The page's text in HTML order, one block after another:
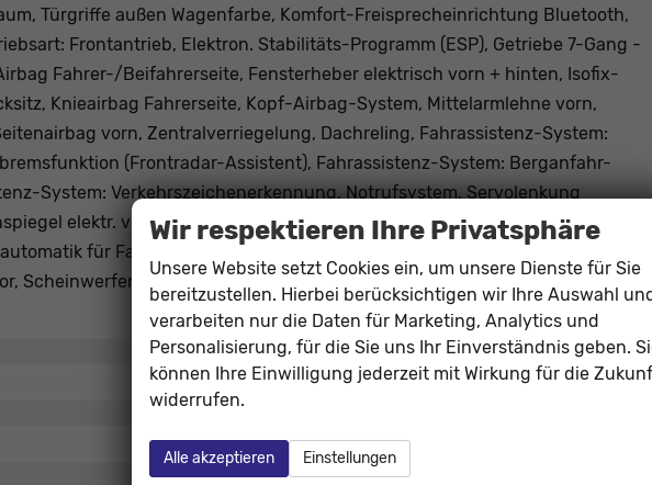
Türgriffe außen Wagenfarbe, Komfort-Freisprecheinrichtung Bluetooth,
Frontantrieb, Elektron. Stabilitäts-Programm (ESP), Getriebe 7-Gang -
Fahrer-/Beifahrerseite, Fensterheber elektrisch vorn + hinten, Isofix-
Knieairbag Fahrerseite, Kopf-Airbag-System, Mittelarmlehne vorn,
vorn, Zentralverriegelung, Dachreling, Fahrassistenz-System:
(Frontradar-Assistent), Fahrassistenz-System: Berganfahr-
System: Verkehrszeichenerkennung, Notrufsystem, Servolenkung
elektr. verstell-, heiz- und anklappbar, mit Abblendautomatik,
für Fahrlicht (Fahrlichtassistent), Nebelscheinwerfer LED,
Scheinwerfer LED, Reifendruck-Kontrollsystem, Start/Stop-Anlage
in Leder, mit Multifunktionen, mit Lenkradheizung, mit
Isofix (Kindersitzbefestigung), Sitzheizung, Sitzheizung
Wir respektieren Ihre Privatsphäre
Unsere Website setzt Cookies ein, um unsere Dienste für Sie
bereitzustellen. Hierbei berücksichtigen wir Ihre Auswahl
verarbeiten nur die Daten für Marketing, Analytics und
Personalisierung, für die Sie uns Ihr Einverständnis geben.
können Ihre Einwilligung jederzeit mit Wirkung für die
widerrufen.
Alle akzeptieren Einstellungen